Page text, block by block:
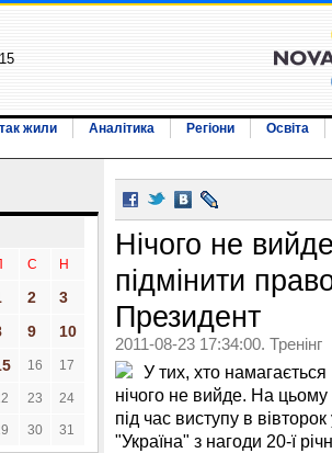
жили Аналітика Регіони
Освіта
С Н
2
3
9
10
16 17
23 24
30 31
Нічого не
підмінити
Президент
2011-08-23 17:34:00. Тренінг
У тих, хто
нічого не вийде. На
під час виступу в
"Україна" з нагоди 20-ї